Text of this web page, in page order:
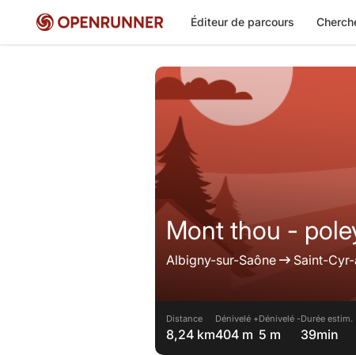
Éditeur de parcours
Mont thou -
Albigny-sur-Saône Saint-
Distance
8,24 km
Dénivelé +
404 m
Dénivelé -
5 m
Durée estim.
39min